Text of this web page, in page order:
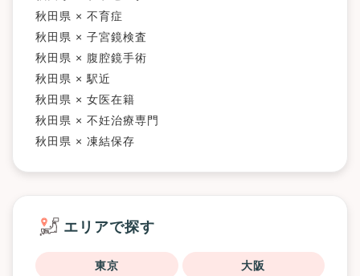
秋田県 × 不育症
秋田県 × 子宮鏡検査
秋田県 × 腹腔鏡手術
秋田県 × 駅近
秋田県 × 女医在籍
秋田県 × 不妊治療専門
秋田県 × 凍結保存
エリアで探す
東京 大阪